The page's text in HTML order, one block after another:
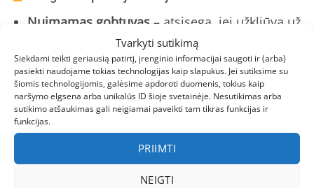
Tvarkyti sutikimą
Siekdami teikti geriausią patirtį, įrenginio informacijai saugoti ir (arba)
pasiekti naudojame tokias technologijas kaip slapukus. Jei sutiksime su
šiomis technologijomis, galėsime apdoroti duomenis, tokius kaip
naršymo elgsena arba unikalūs ID šioje svetainėje. Nesutikimas arba
sutikimo atšaukimas gali neigiamai paveikti tam tikras funkcijas ir
funkcijas.
PRIIMTI
NEIGTI
Nuimamas gobtuvas– atsisega, jei užkliūva už
čiuožyklos turėklų – mažina traumų riziką.
Atšvaitai 360°– matomi iš 150 m atstumo
temstant. Jūsų vaikas bus pastebimas net
ankstyvą žiemos vakarą.
Silikoninės pėdutės– klešnės nėšokinėja, net
kai vaikas ropoja ledu.